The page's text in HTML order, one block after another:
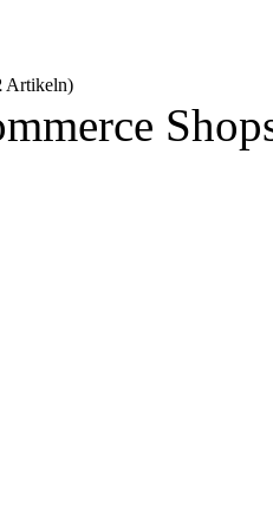
Artikeln)